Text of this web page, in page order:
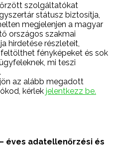
szolgáltatókat
státusz biztosítja,
megjelenjen a magyar
országos szakmai
hirdetése részleteit,
fényképeket és sok
mi teszi
az alább megadott
kérlek jelentkezz be.
éves adatellenőrzési és